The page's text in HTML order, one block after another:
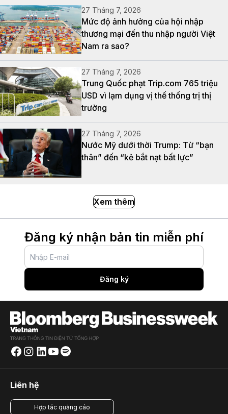
27 Tháng 7, 2026
Mức độ ảnh hưởng của hội nhập
thương mại đến thu nhập người Việt
Nam ra sao?
27 Tháng 7, 2026
Trung Quốc phạt Trip.com 765 triệu
USD vì lạm dụng vị thế thống trị thị
trường
27 Tháng 7, 2026
Nước Mỹ dưới thời Trump: Từ “bạn
thân” đến “kẻ bắt nạt bất lực”
Xem thêm
Đăng ký nhận bản tin miễn phí
Đăng ký
Liên hệ
Hợp tác quảng cáo